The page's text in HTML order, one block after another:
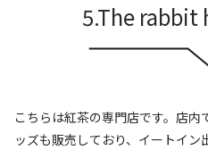
5.The rabbit
こちらは紅茶の専門店です。店
ッズも販売しており、イートイン